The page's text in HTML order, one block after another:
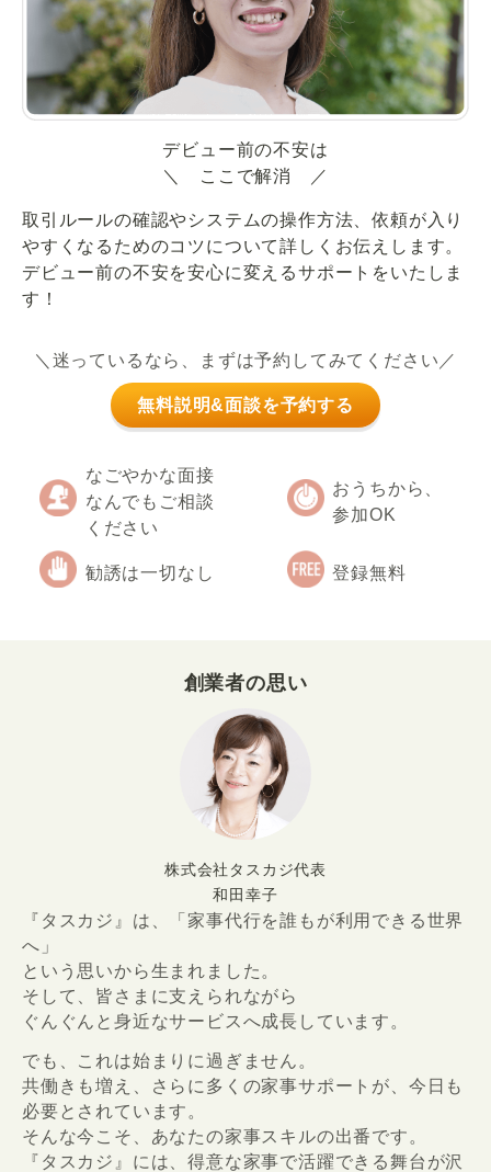
デビュー前の不安は
＼ ここで解消 ／
取引ルールの確認やシステムの操作方法、依頼が入り
やすくなるためのコツについて詳しくお伝えします。
デビュー前の不安を安心に変えるサポートをいたしま
す！
＼迷っているなら、まずは予約してみてください／
無料説明&面談を予約する
なごやかな面接
なんでもご相談
ください
おうちから、
参加OK
勧誘は一切なし 登録無料
創業者の思い
株式会社タスカジ代表
和田幸子
『タスカジ』は、「家事代行を誰もが利用できる世界
へ」
という思いから生まれました。
そして、皆さまに支えられながら
ぐんぐんと身近なサービスへ成長しています。
でも、これは始まりに過ぎません。
共働きも増え、さらに多くの家事サポートが、今日も
必要とされています。
そんな今こそ、あなたの家事スキルの出番です。
『タスカジ』には、得意な家事で活躍できる舞台が沢